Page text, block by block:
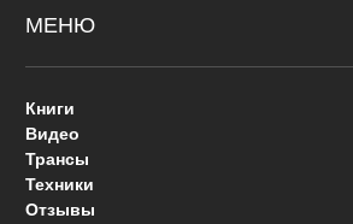
МЕНЮ
Книги
Видео
Трансы
Техники
Отзывы